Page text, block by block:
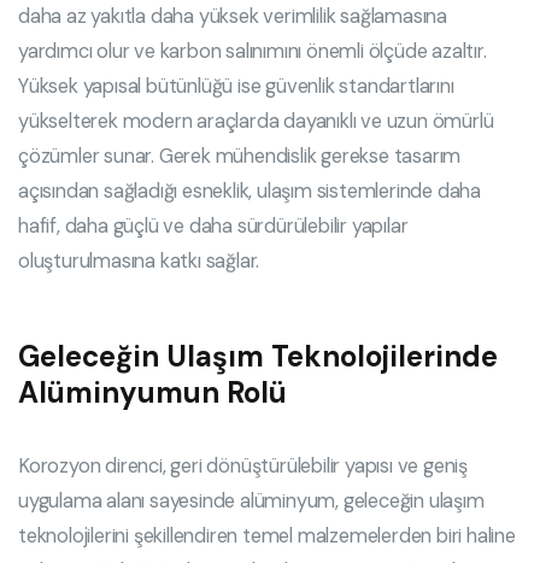
daha az yakıtla daha yüksek verimlilik sağlamasına
yardımcı olur ve karbon salınımını önemli ölçüde azaltır.
Yüksek yapısal bütünlüğü ise güvenlik standartlarını
yükselterek modern araçlarda dayanıklı ve uzun ömürlü
çözümler sunar. Gerek mühendislik gerekse tasarım
açısından sağladığı esneklik, ulaşım sistemlerinde daha
hafif, daha güçlü ve daha sürdürülebilir yapılar
oluşturulmasına katkı sağlar.
Geleceğin Ulaşım Teknolojilerinde
Alüminyumun Rolü
Korozyon direnci, geri dönüştürülebilir yapısı ve geniş
uygulama alanı sayesinde alüminyum, geleceğin ulaşım
teknolojilerini şekillendiren temel malzemelerden biri haline